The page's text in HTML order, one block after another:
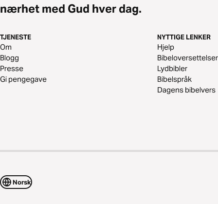
nærhet med Gud hver dag.
TJENESTE
Om
Blogg
Presse
Gi pengegave
NYTTIGE LENKER
Hjelp
Bibeloversettelser
Lydbibler
Bibelspråk
Dagens bibelvers
Norsk